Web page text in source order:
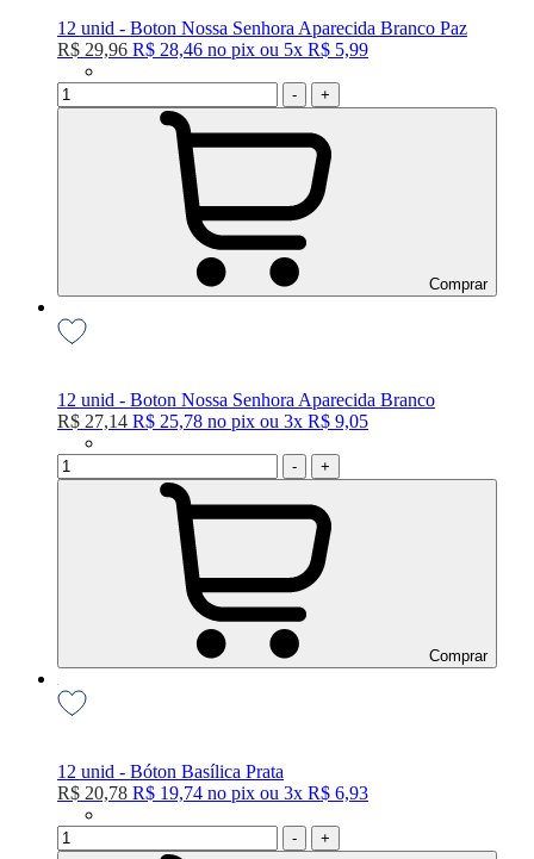
12 unid - Boton Nossa Senhora Aparecida Branco Paz
R$ 29,96 R$ 28,46 no pix ou 5x R$ 5,99
- +
Comprar
12 unid - Boton Nossa Senhora Aparecida Branco
R$ 27,14 R$ 25,78 no pix ou 3x R$ 9,05
- +
Comprar
12 unid - Bóton Basílica Prata
R$ 20,78 R$ 19,74 no pix ou 3x R$ 6,93
- +